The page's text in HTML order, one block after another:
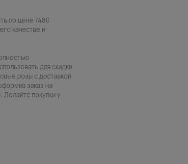
по цене 7480
качестве и
для скидки
розы с доставкой
заказ на
покупки у